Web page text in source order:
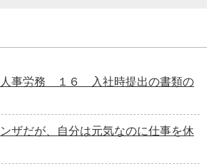
人事労務 １６ 入社時提出の書類の
ザだが、自分は元気なのに仕事を休